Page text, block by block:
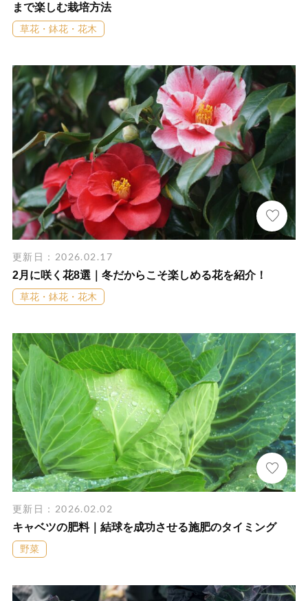
まで楽しむ栽培方法
草花・鉢花・花木
更新日：2026.02.17
2月に咲く花8選｜冬だからこそ楽しめる花を紹介！
草花・鉢花・花木
更新日：2026.02.02
キャベツの肥料｜結球を成功させる施肥のタイミング
野菜